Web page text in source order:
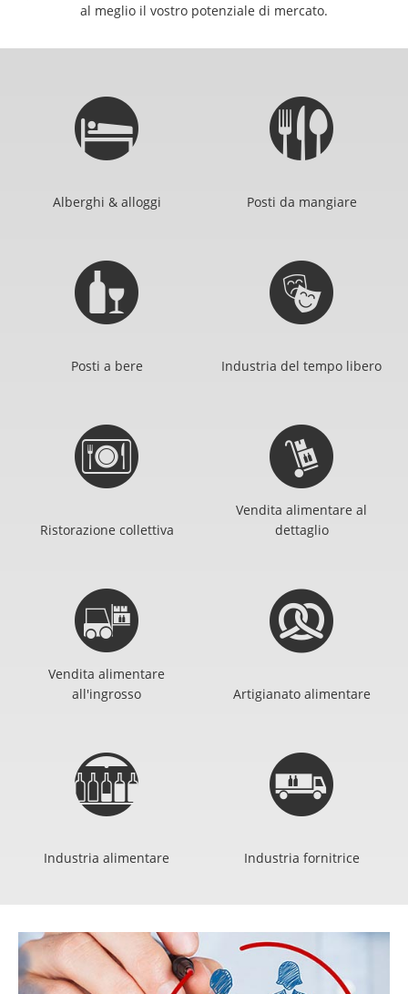
al meglio il vostro potenziale di mercato.
Alberghi & alloggi Posti da mangiare
Posti a bere Industria del tempo libero
Ristorazione collettiva
Vendita alimentare al
dettaglio
Vendita alimentare
all'ingrosso
Artigianato alimentare
Industria alimentare Industria fornitrice